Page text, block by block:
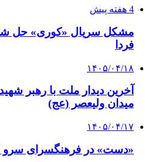
4 هفته پیش
مشکل سریال «کوری» حل
فردا
۱۴۰۵/۰۴/۱۸
آخرین دیدار ملت با رهبر
میدان ولیعصر (عج)
۱۴۰۵/۰۴/۱۷
«دست» در فرهنگسرای سرو